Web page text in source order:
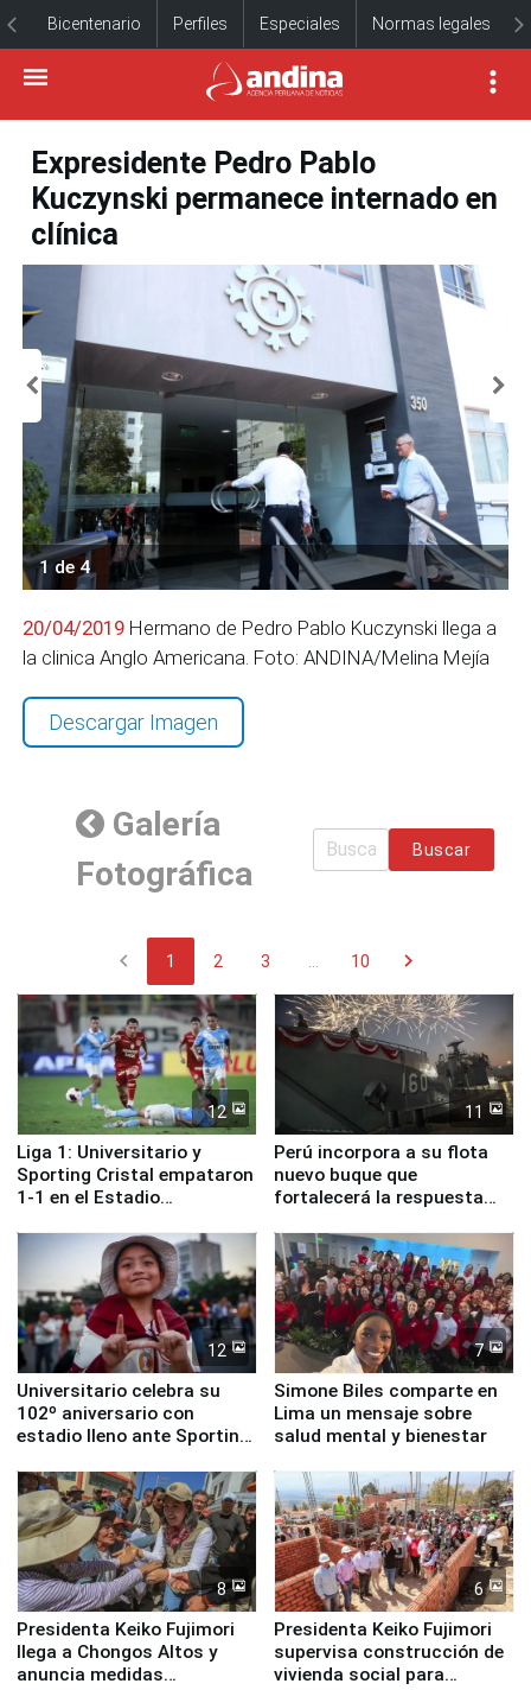
Bicentenario Perfiles Especiales Normas legales
Expresidente Pedro Pablo
Kuczynski permanece internado en
clínica
1 de 4
20/04/2019 Hermano de Pedro Pablo Kuczynski llega a
la clinica Anglo Americana. Foto: ANDINA/Melina Mejía
Descargar Imagen
Galería
Fotográfica
Buscar
chevron_left 1 2 3 10 chevron_right
12
Liga 1: Universitario y
Sporting Cristal empataron
1-1 en el Estadio
11
Perú incorpora a su flota
nuevo buque que
fortalecerá la respuesta
12
Universitario celebra su
102º aniversario con
estadio lleno ante Sporting
7
Simone Biles comparte en
Lima un mensaje sobre
salud mental y bienestar
8
Presidenta Keiko Fujimori
llega a Chongos Altos y
anuncia medidas
6
Presidenta Keiko Fujimori
supervisa construcción de
vivienda social para